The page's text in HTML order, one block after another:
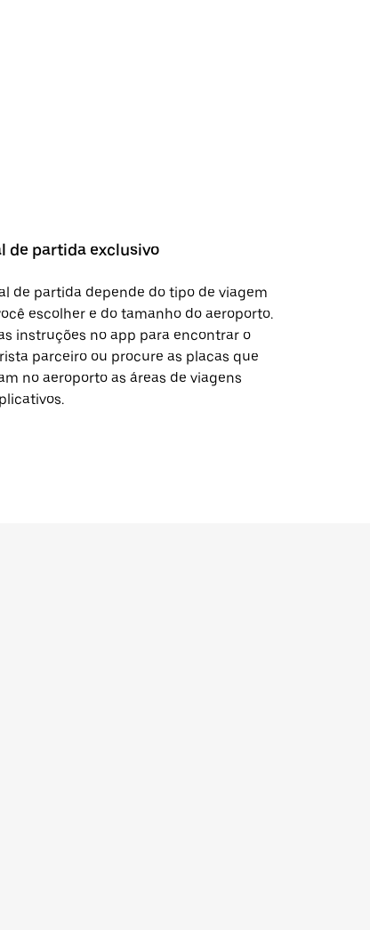
de partida exclusivo
de partida depende do tipo de viagem
escolher e do tamanho do aeroporto.
instruções no app para encontrar o
parceiro ou procure as placas que
no aeroporto as áreas de viagens